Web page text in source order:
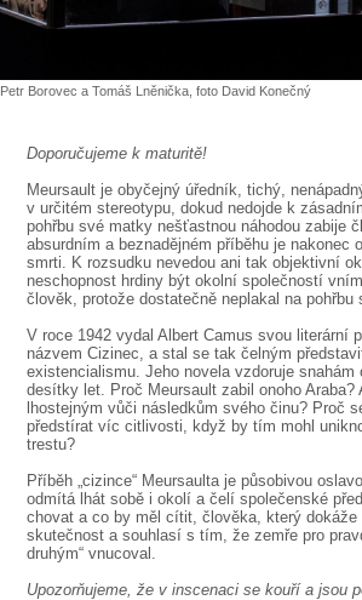
Petr Borovec a Tomáš Lněnička, foto David Konečný
Doporučujeme k maturitě!
Meursault je obyčejný úředník, tichý,
v určitém stereotypu, dokud nedojde k
pohřbu své matky nešťastnou náhodou zabije
absurdním a beznadějném příběhu je nakonec
smrti. K rozsudku nevedou ani tak objektivní
neschopnost hrdiny být okolní společností
člověk, protože dostatečně neplakal na pohřbu
V roce 1942 vydal Albert Camus svou literární
názvem Cizinec, a stal se tak čelným
existencialismu. Jeho novela vzdoruje snahám
desítky let. Proč Meursault zabil onoho Araba?
lhostejným vůči následkům svého činu? Proč
předstírat víc citlivosti, když by tím mohl
trestu?
Příběh „cizince“ Meursaulta je působivou
odmítá lhát sobě i okolí a čelí společenské
chovat a co by měl cítit, člověka, který dokáže
skutečnost a souhlasí s tím, že zemře pro
druhým“ vnucoval.
Upozorňujeme, že v inscenaci se kouří a jsou